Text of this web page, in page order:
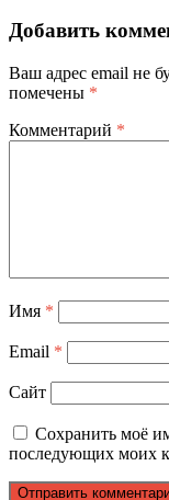
Добавить
Ваш адрес email не
помечены *
Комментарий *
Имя *
Email *
Сайт
Сохранить моё
последующих моих